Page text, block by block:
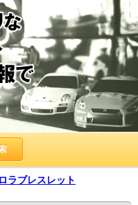
ラブレスレット